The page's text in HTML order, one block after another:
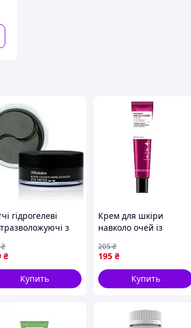
гідрогелеві
з
Black Cocoon
60шт
₴
₴
Купить
Крем для шкіри
навколо очей із
Bio-Ceramide Matrix
Eye Cream 30ml
195 ₴
205₴
Купить